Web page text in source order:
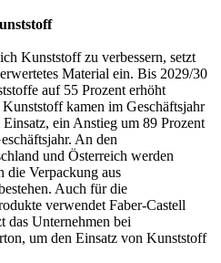
Kunststoff zu verbessern, setzt
Material ein. Bis 2029/30
auf 55 Prozent erhöht
kamen im Geschäftsjahr
ein Anstieg um 89 Prozent
An den
und Österreich werden
die Verpackung aus
Auch für die
verwendet Faber-Castell
das Unternehmen bei
um den Einsatz von Kunststoff